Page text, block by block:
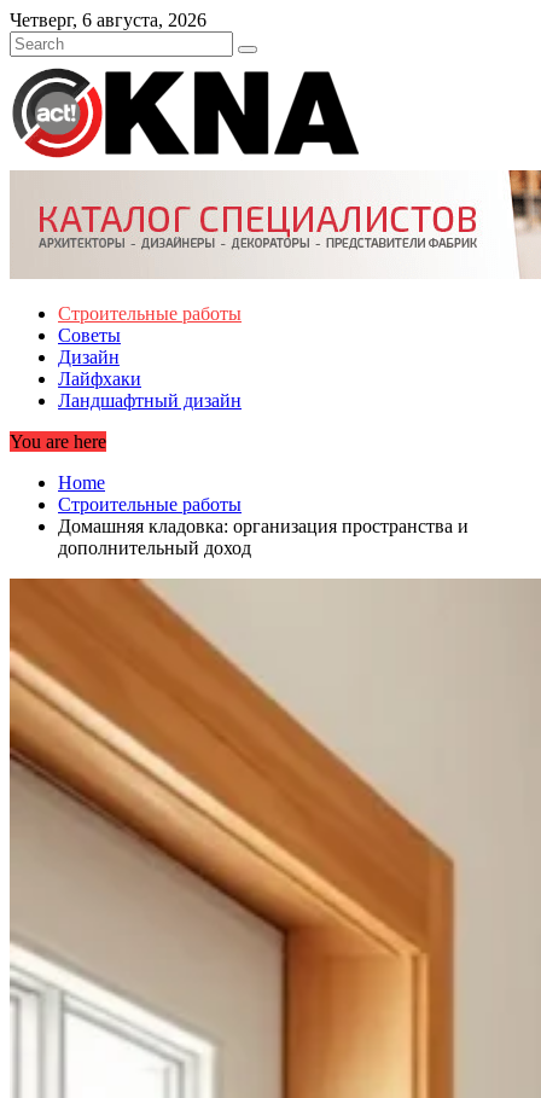
Skip
to
content
Четверг, 6 августа, 2026
Строительные работы
Советы
Дизайн
Лайфхаки
Ландшафтный дизайн
You are here
Home
Строительные работы
Домашняя кладовка: организация пространства и
дополнительный доход